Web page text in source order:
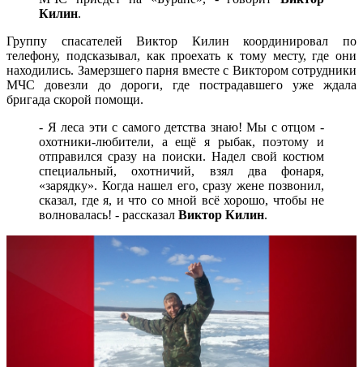
Килин.
Группу спасателей Виктор Килин координировал по
телефону, подсказывал, как проехать к тому месту, где они
находились. Замерзшего парня вместе с Виктором сотрудники
МЧС довезли до дороги, где пострадавшего уже ждала
бригада скорой помощи.
- Я леса эти с самого детства знаю! Мы с отцом -
охотники-любители, а ещё я рыбак, поэтому и
отправился сразу на поиски. Надел свой костюм
специальный, охотничий, взял два фонаря,
«зарядку». Когда нашел его, сразу жене позвонил,
сказал, где я, и что со мной всё хорошо, чтобы не
волновалась! - рассказал Виктор Килин.